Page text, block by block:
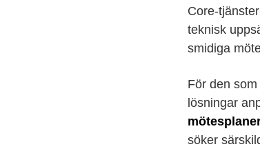
Core-
teknisk
smidiga
För den som
lösningar
söker